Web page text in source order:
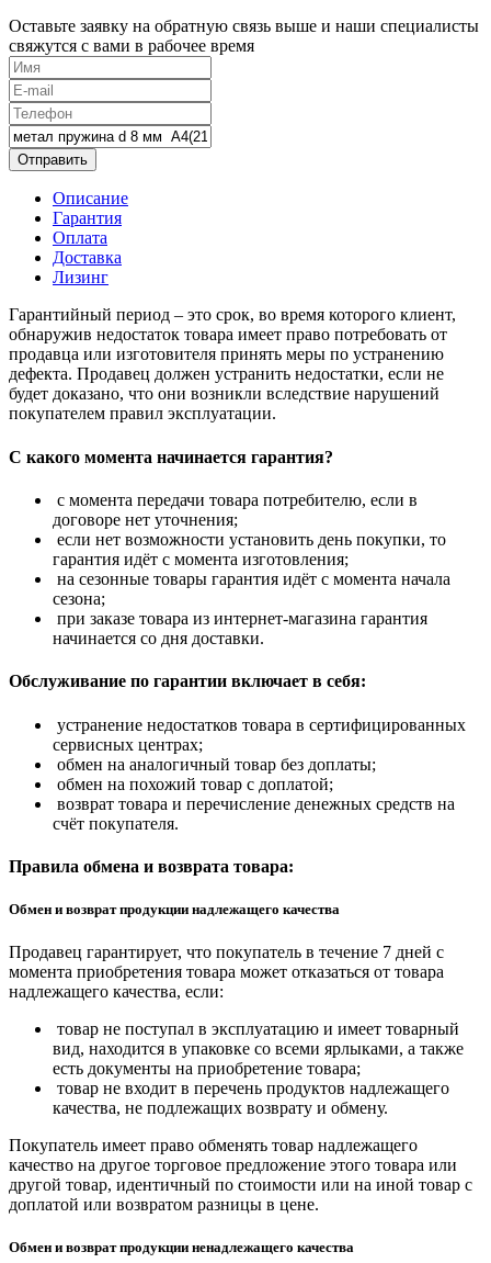
Оставьте заявку на обратную связь выше и наши специалисты
свяжутся с вами в рабочее время
Отправить
Описание
Гарантия
Оплата
Доставка
Лизинг
Гарантийный период – это срок, во время которого клиент,
обнаружив недостаток товара имеет право потребовать от
продавца или изготовителя принять меры по устранению
дефекта. Продавец должен устранить недостатки, если не
будет доказано, что они возникли вследствие нарушений
покупателем правил эксплуатации.
С какого момента начинается гарантия?
с момента передачи товара потребителю, если в
договоре нет уточнения;
если нет возможности установить день покупки, то
гарантия идёт с момента изготовления;
на сезонные товары гарантия идёт с момента начала
сезона;
при заказе товара из интернет-магазина гарантия
начинается со дня доставки.
Обслуживание по гарантии включает в себя:
устранение недостатков товара в сертифицированных
сервисных центрах;
обмен на аналогичный товар без доплаты;
обмен на похожий товар с доплатой;
возврат товара и перечисление денежных средств на
счёт покупателя.
Правила обмена и возврата товара:
Обмен и возврат продукции надлежащего качества
Продавец гарантирует, что покупатель в течение 7 дней с
момента приобретения товара может отказаться от товара
надлежащего качества, если:
товар не поступал в эксплуатацию и имеет товарный
вид, находится в упаковке со всеми ярлыками, а также
есть документы на приобретение товара;
товар не входит в перечень продуктов надлежащего
качества, не подлежащих возврату и обмену.
Покупатель имеет право обменять товар надлежащего
качество на другое торговое предложение этого товара или
другой товар, идентичный по стоимости или на иной товар с
доплатой или возвратом разницы в цене.
Обмен и возврат продукции ненадлежащего качества